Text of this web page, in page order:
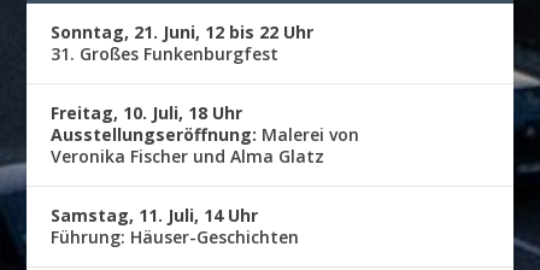
Sonntag, 21. Juni, 12 bis 22 Uhr
31. Großes Funkenburgfest
Freitag, 10. Juli, 18 Uhr
Ausstellungseröffnung: Malerei von
Veronika Fischer und Alma Glatz
Samstag, 11. Juli, 14 Uhr
Führung: Häuser-Geschichten